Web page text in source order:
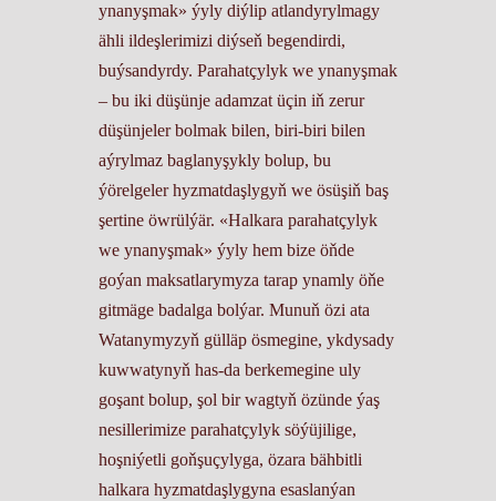
ynanyşmak» ýyly diýlip atlandyrylmagy
ähli ildeşlerimizi diýseň begendirdi,
buýsandyrdy. Parahatçylyk we ynanyşmak
– bu iki düşünje adamzat üçin iň zerur
düşünjeler bolmak bilen, biri-biri bilen
aýrylmaz baglanyşykly bolup, bu
ýörelgeler hyzmatdaşlygyň we ösüşiň baş
şertine öwrülýär. «Halkara parahatçylyk
we ynanyşmak» ýyly hem bize öňde
goýan maksatlarymyza tarap ynamly öňe
gitmäge badalga bolýar. Munuň özi ata
Watanymyzyň gülläp ösmegine, ykdysady
kuwwatynyň has-da berkemegine uly
goşant bolup, şol bir wagtyň özünde ýaş
nesillerimize parahatçylyk söýüjilige,
hoşniýetli goňşuçylyga, özara bähbitli
halkara hyzmatdaşlygyna esaslanýan